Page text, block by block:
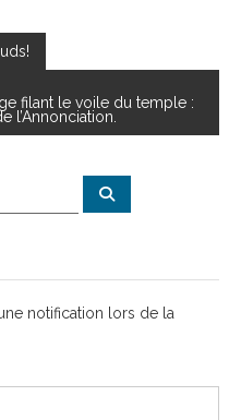
filant le voile du temple :
l’Annonciation.
R
c
r
notification lors de la